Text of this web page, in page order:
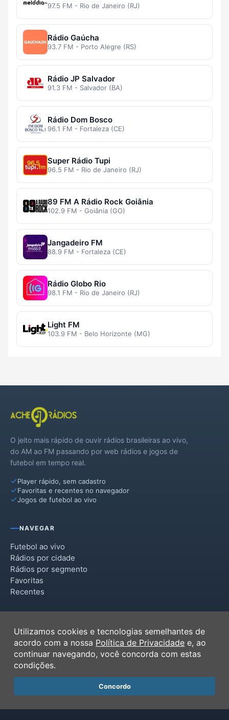
97.5 FM - Rio de Janeiro (RJ)
Rádio Gaúcha
93.7 FM - Porto Alegre (RS)
Rádio JP Salvador
91.3 FM - Salvador (BA)
Rádio Dom Bosco
96.1 FM - Fortaleza (CE)
Super Rádio Tupi
96.5 FM - Rio de Janeiro (RJ)
89 FM A Rádio Rock Goiânia
102.9 FM - Goiânia (GO)
Jangadeiro FM
88.9 FM - Fortaleza (CE)
Rádio Globo Rio
98.1 FM - Rio de Janeiro (RJ)
Light FM
103.9 FM - Belo Horizonte (MG)
O jeito mais rápido de ouvir rádios brasileiras ao vivo,
do AM ao FM passando por web rádios e jogos de
futebol em tempo real.
Player rápido, sem cadastro
Favoritas e recentes no navegador
Jogos de futebol ao vivo
NAVEGAR
Futebol ao vivo
Rádios por cidade
Rádios por segmento
Favoritas
Recentes
Termos de Uso
Política de Privacidade
Ferramentas
Contato
Utilizamos cookies e tecnologias semelhantes de
acordo com a nossa Política de Privacidade e, ao
continuar navegando, você concorda com estas
condições.
Concordo